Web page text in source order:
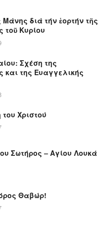
διά τήν ἑορτήν τῆς
Κυρίου
Σχέση της
της Ευαγγελικής
Χριστού
Σωτήρος – Αγίου Λουκά
Θαβώρ!